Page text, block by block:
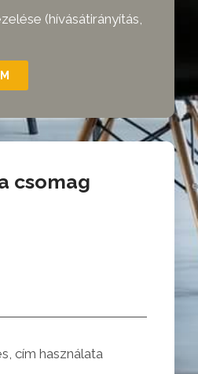
(hívásátirányítás,
csomag
cím használata